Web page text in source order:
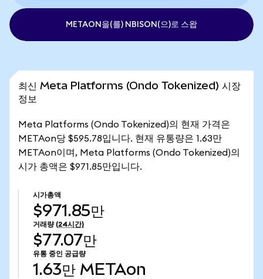
METAON을(를) NBISON(으)로 스왑
최신 Meta Platforms (Ondo Tokenized) 시장
정보
Meta Platforms (Ondo Tokenized)의 현재 가격은
METAon당 $595.78입니다. 현재 유통량은 1.63만
METAon이며, Meta Platforms (Ondo Tokenized)의
시가 총액은 $971.85만입니다.
시가총액
$971.85만
거래량 (24시간)
$77.07만
유통 중인 공급량
1.63만 METAon